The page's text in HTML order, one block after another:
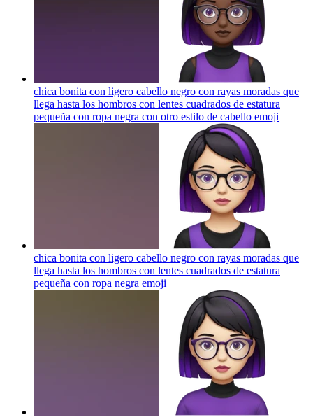
chica bonita con ligero cabello negro con rayas moradas que
llega hasta los hombros con lentes cuadrados de estatura
pequeña con ropa negra con otro estilo de cabello emoji
chica bonita con ligero cabello negro con rayas moradas que
llega hasta los hombros con lentes cuadrados de estatura
pequeña con ropa negra emoji